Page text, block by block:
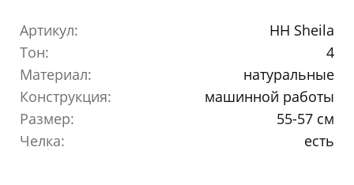
Артикул:
HH Sheila
Тон:
4
Материал:
натуральные
Конструкция:
машинной работы
Размер:
55-57 см
Челка:
есть